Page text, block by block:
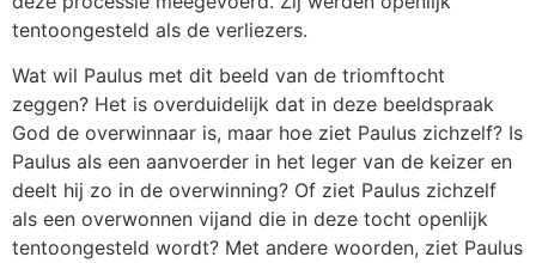
tentoongesteld als de verliezers.
Wat wil Paulus met dit beeld van de triomftocht
zeggen? Het is overduidelijk dat in deze beeldspraak
God de overwinnaar is, maar hoe ziet Paulus zichzelf? Is
Paulus als een aanvoerder in het leger van de keizer en
deelt hij zo in de overwinning? Of ziet Paulus zichzelf
als een overwonnen vijand die in deze tocht openlijk
tentoongesteld wordt? Met andere woorden, ziet Paulus